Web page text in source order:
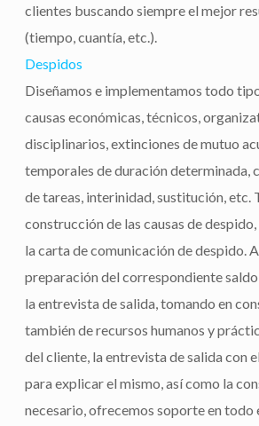
clientes buscando siempre el mejor
(tiempo, cuantía, etc.).
Despidos
Diseñamos e implementamos todo
causas económicas, técnicos,
disciplinarios, extinciones de mutuo
temporales de duración determinada,
de tareas, interinidad, sustitución, etc.
construcción de las causas de
la carta de comunicación de despido.
preparación del correspondiente
la entrevista de salida, tomando en
también de recursos humanos y
del cliente, la entrevista de salida con
para explicar el mismo, así como la
necesario, ofrecemos soporte en todo